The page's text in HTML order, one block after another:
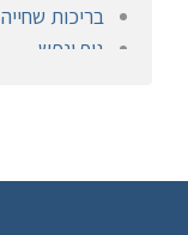
בריכות שחייה
גוף ונפש
חיפוי אבן